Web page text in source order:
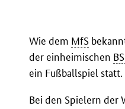
Wie dem MfS
der einheimischen
ein Fußballspiel statt.
Bei den Spielern der